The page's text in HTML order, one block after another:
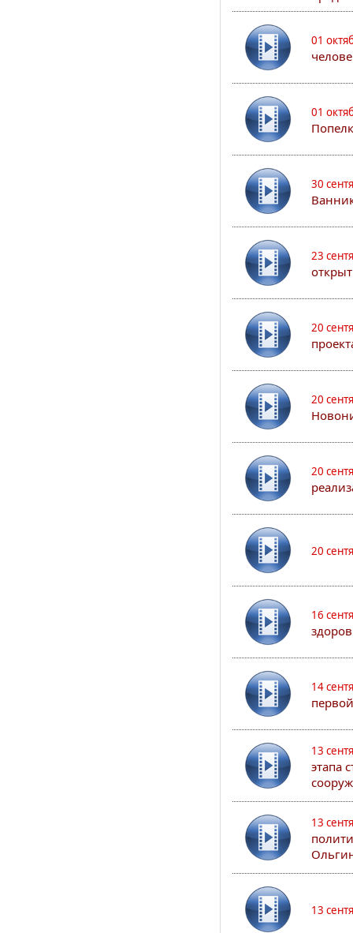
01
01
30
23
20
20
20
20
16
14
13
этапа
13
13